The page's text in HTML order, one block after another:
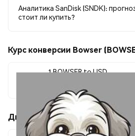
Аналитика SanDisk (SNDK):
стоит ли купить?
Курс конверсии Bowser
1 BOWSER to USD
$0.00000018
Движения цены Bowser